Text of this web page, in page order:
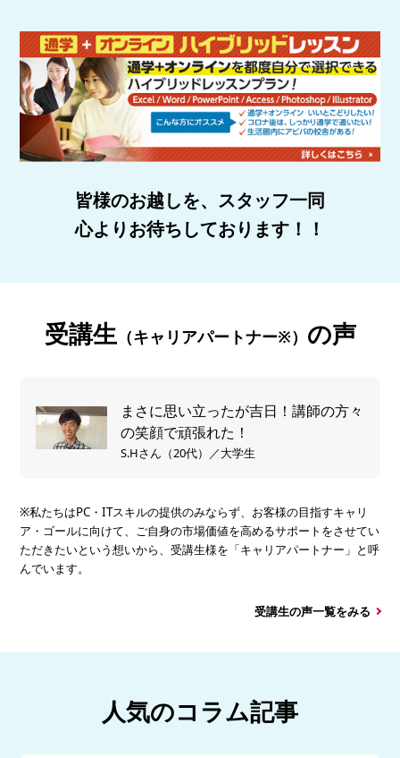
皆様のお越しを、スタッフ一同
心よりお待ちしております！！
受講生（キャリアパートナー※） の声
まさに思い立ったが吉日！講師の方々
の笑顔で頑張れた！
S.Hさん（20代）／大学生
※私たちはPC・ITスキルの提供のみならず、お客様の目指すキャリ
ア・ゴールに向けて、ご自身の市場価値を高めるサポートをさせてい
ただきたいという想いから、受講生様を「キャリアパートナー」と呼
んでいます。
受講生の声一覧をみる
人気のコラム記事